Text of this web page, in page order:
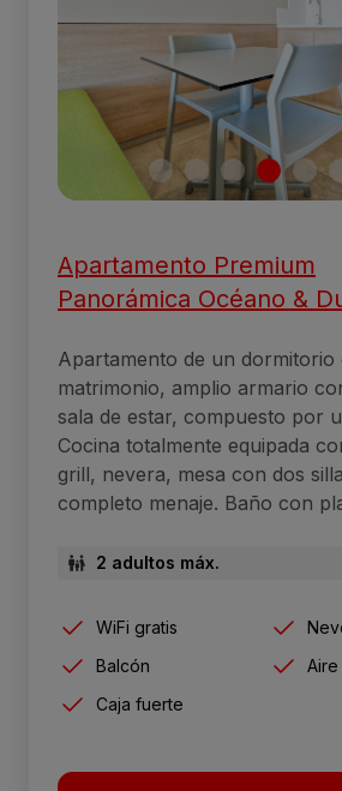
Apartamento Premium
Panorámica Océano &
Apartamento de un dormitorio
matrimonio, amplio armario
sala de estar, compuesto por
Cocina totalmente equipada
grill, nevera, mesa con dos
completo menaje. Baño con
2 adultos máx.
WiFi gratis
Balcón
Caja fuerte